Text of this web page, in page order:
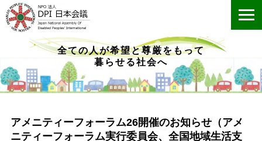
全ての人が希望と尊厳をもって
暮らせる社会へ
アメニティーフォーラム26開催のお知らせ（アメ
ニティーフォーラム実行委員会、全国地域生活支